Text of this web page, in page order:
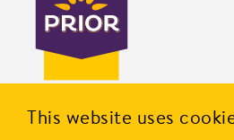
This website uses
PRIOR er en av Norges mest